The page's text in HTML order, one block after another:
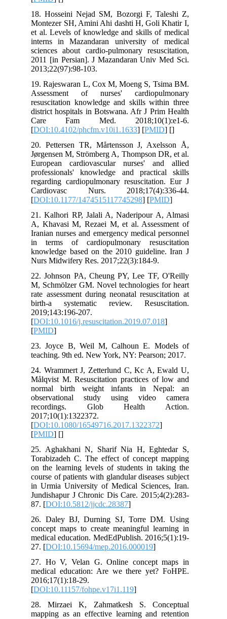
18. Hosseini Nejad SM, Bozorgi F,
Montezer SH, Amini Ahi dashti H,
et al. Levels of knowledge and skills
interns in Mazandaran university of
sciences about cardio-pulmonary
2011 [in Persian]. J Mazandaran Univ
2013;22(97):98-103.
19. Rajeswaran L, Cox M, Moeng S,
Assessment of nurses'
resuscitation knowledge and skills
district hospitals in Botswana. Afr J
Care Fam Med.
[DOI:10.4102/phcfm.v10i1.1633
20. Pettersen TR, Mårtensson J,
Jørgensen M, Strömberg A, Thompson
European cardiovascular nurses'
professionals' knowledge and
regarding cardiopulmonary
Cardiovasc Nurs.
[DOI:10.1177/1474515117745298
21. Kalhori RP, Jalali A, Naderipour
A, Khavasi M, Rezaei M, et al.
Iranian nurses and emergency medical
in terms of cardiopulmonary
knowledge based on the 2010
Nurs Midwifery Res. 2017;22(3):184-9.
22. Johnson PA, Cheung PY, Lee
M, Schmölzer GM. Novel technologies
rate assessment during neonatal
birth-a systematic review.
[DOI:10.1016/
23. Joyce B, Weil M, Calhoun E.
teaching. 9th ed. New York, NY:
24. Wrammert J, Zetterlund C, Kc A,
Målqvist M. Resuscitation practices
normal birth weight infants in
observational study using video
recordings. Glob Health
2017;10(1):1322372.
[DOI:10.1080/16549716.2017.1322372
25. Aghakhani N, Sharif Nia H,
Torabizadeh C. The effect of concept
on the learning levels of students in
course of patients with glandular
in Urmia University of Medical
Jundishapur J Chronic Dis Care.
87. [DOI:10.5812/jjcdc.28387
26. Daley BJ, Durning SJ, Torre
concept maps to create meaningful
medical education. MedEdPublish.
27. [DOI:10.15694/mep.2016.000019
27. Ho V, Velan G. Online concept
medical education: Are we there yet?
[DOI:10.11157/fohpe.v17i1.119
28. Mirzaei K, Zahmatkesh S.
mapping as an effective learning and